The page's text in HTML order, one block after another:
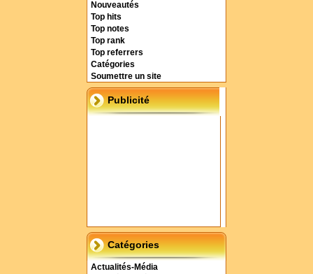
Nouveautés
Top hits
Top notes
Top rank
Top referrers
Catégories
Soumettre un site
Publicité
Catégories
Actualités-Média